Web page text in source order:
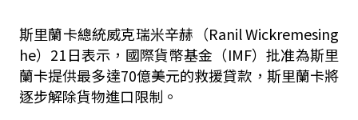
斯里蘭卡總統威克瑞米辛赫（Ranil Wickremesing
he）21日表示，國際貨幣基金（IMF）批准為斯里
蘭卡提供最多達70億美元的救援貸款，斯里蘭卡將
逐步解除貨物進口限制。